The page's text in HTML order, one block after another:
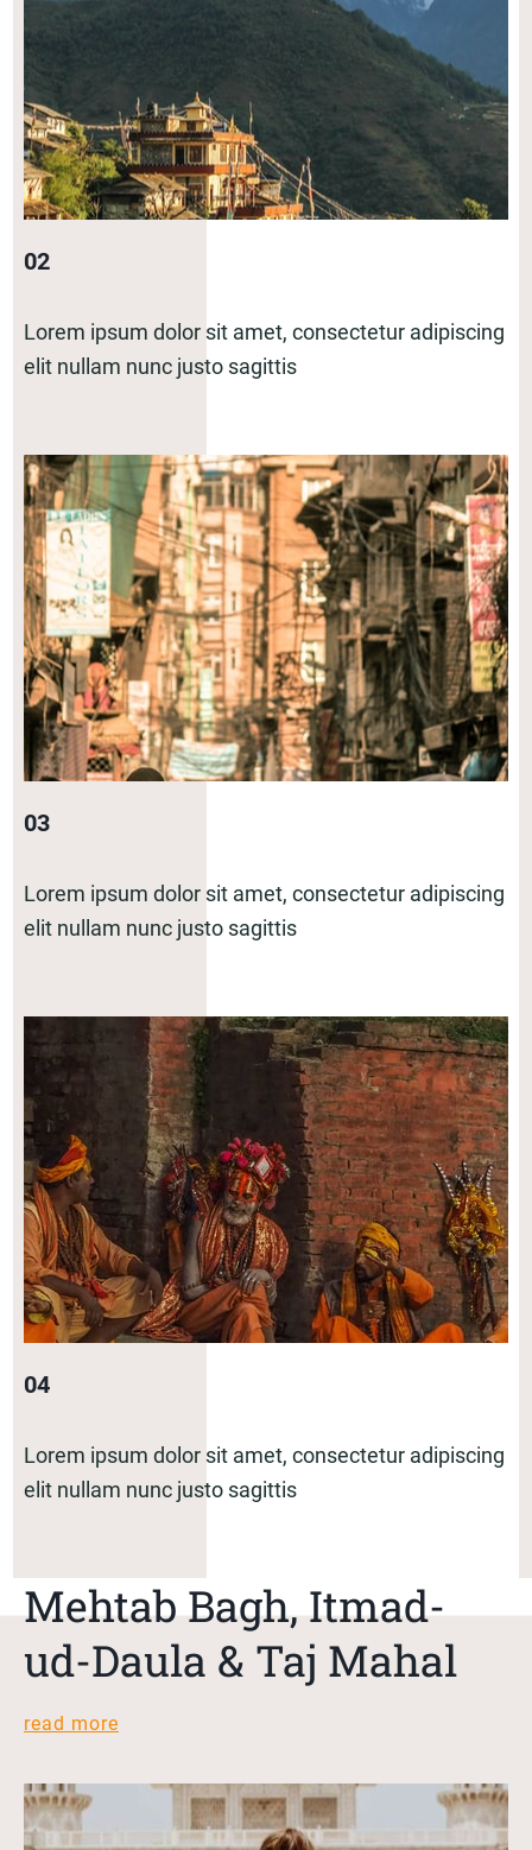
02
Lorem ipsum dolor sit amet, consectetur adipiscing
elit nullam nunc justo sagittis
03
Lorem ipsum dolor sit amet, consectetur adipiscing
elit nullam nunc justo sagittis
04
Lorem ipsum dolor sit amet, consectetur adipiscing
elit nullam nunc justo sagittis
Mehtab Bagh, Itmad-
ud-Daula & Taj Mahal
read more